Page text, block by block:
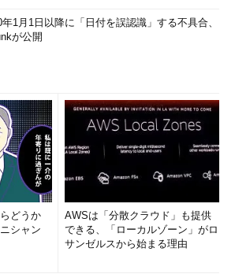
年1月1日以降に「日付を誤認識」する不具合、
が公開
どうか
シャン
AWSは「分散クラウド」も提供
できる、「ローカルゾーン」がロ
サンゼルスから始まる理由